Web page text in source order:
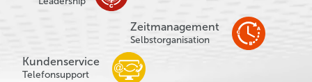
Zeitmanagement
Selbstorganisation
Kundenservice
Telefonsupport